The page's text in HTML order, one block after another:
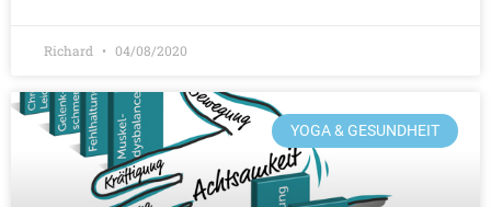
Richard 04/08/2020
YOGA & GESUNDHEIT